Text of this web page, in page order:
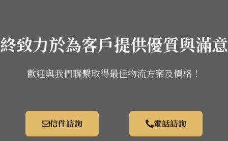
致力於為客戶提供優質與滿
歡迎與我們聯繫取得最佳物流方案及價格！
信件諮詢 電話諮詢